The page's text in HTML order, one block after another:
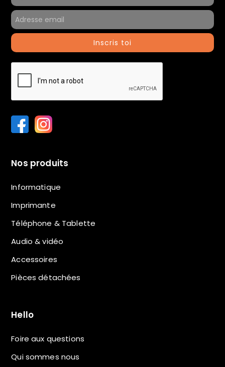
Inscris toi
Nos produits
Informatique
Imprimante
Téléphone & Tablette
Audio & vidéo
Accessoires
Pièces détachées
Hello
Foire aux questions
Qui sommes nous